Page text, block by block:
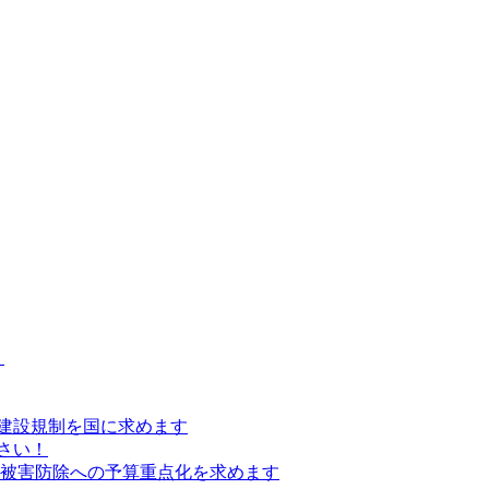
設規制を国に求めます
い！
害防除への予算重点化を求めます